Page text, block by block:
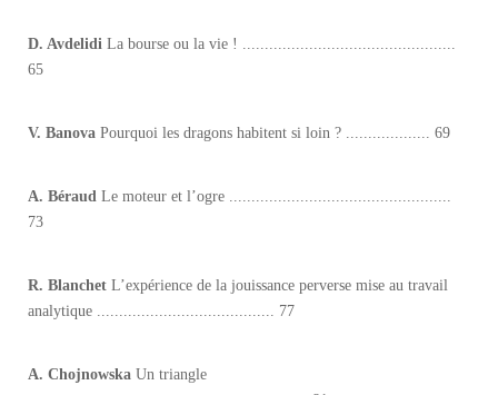
D. Avdelidi La bourse ou la vie ! ................................................
65
V. Banova Pourquoi les dragons habitent si loin ? ................... 69
A. Béraud Le moteur et l’ogre ..................................................
73
R. Blanchet L’expérience de la jouissance perverse mise au travail
analytique ........................................ 77
A. Chojnowska Un triangle